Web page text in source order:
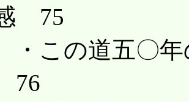
75
道五〇年の
76